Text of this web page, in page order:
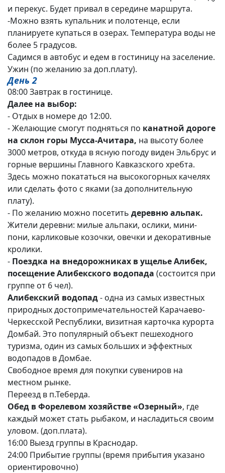
и перекус. Будет привал в середине маршрута.
-Можно взять купальник и полотенце, если
планируете купаться в озерах. Температура воды не
более 5 градусов.
Садимся в автобус и едем в гостиницу на заселение.
Ужин (по желанию за доп.плату).
День 2
08:00 Завтрак в гостинице.
Далее на выбор:
- Отдых в номере до 12:00.
- Желающие смогут подняться по канатной дороге
на склон горы Мусса-Ачитара, на высоту более
3000 метров, откуда в ясную погоду виден Эльбрус и
горные вершины Главного Кавказского хребта.
Здесь можно покататься на высокогорных качелях
или сделать фото с яками (за дополнительную
плату).
- По желанию можно посетить деревню альпак.
Жители деревни: милые альпаки, ослики, мини-
пони, карликовые козочки, овечки и декоративные
кролики.
- Поездка на внедорожниках в ущелье Алибек,
посещение Алибекского водопада (состоится при
группе от 6 чел).
Алибекский водопад- одна из самых известных
природных достопримечательностей Карачаево-
Черкесской Республики, визитная карточка курорта
Домбай. Это популярный объект пешеходного
туризма, один из самых больших и эффектных
водопадов в Домбае.
Свободное время для покупки сувениров на
местном рынке.
Переезд в п.Теберда.
Обед в Форелевом хозяйстве «Озерный», где
каждый может стать рыбаком, и насладиться своим
уловом. (доп.плата).
16:00 Выезд группы в Краснодар.
24:00 Прибытие группы (время прибытия указано
ориентировочно)